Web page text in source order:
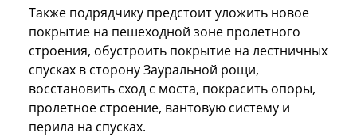
Также подрядчику предстоит уложить новое
покрытие на пешеходной зоне пролетного
строения, обустроить покрытие на лестничных
спусках в сторону Зауральной рощи,
восстановить сход с моста, покрасить опоры,
пролетное строение, вантовую систему и
перила на спусках.